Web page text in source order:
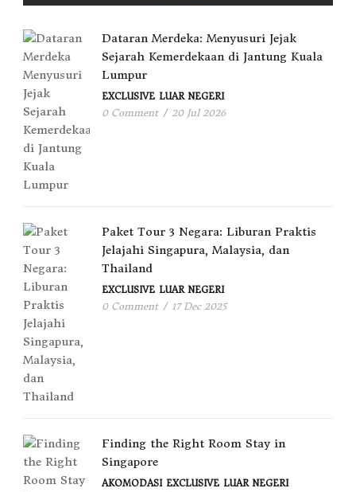
Dataran Merdeka: Menyusuri Jejak
Sejarah Kemerdekaan di Jantung Kuala
Lumpur
EXCLUSIVE LUAR NEGERI
0 Comment / 20 Jul 2026
Paket Tour 3 Negara: Liburan Praktis
Jelajahi Singapura, Malaysia, dan
Thailand
EXCLUSIVE LUAR NEGERI
0 Comment / 17 Dec 2025
Finding the Right Room Stay in
Singapore
AKOMODASI EXCLUSIVE LUAR NEGERI